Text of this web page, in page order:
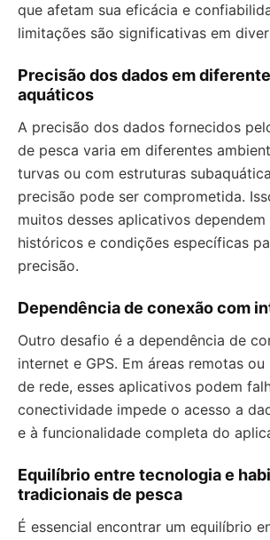
que afetam sua eficácia e
limitações são significativas em
Precisão dos dados em
aquáticos
A precisão dos dados fornecidos
de pesca varia em diferentes
turvas ou com estruturas
precisão pode ser comprometida.
muitos desses aplicativos
históricos e condições específicas
precisão.
Dependência de conexão com
Outro desafio é a dependência de
internet e GPS. Em áreas remotas
de rede, esses aplicativos podem
conectividade impede o acesso a
e à funcionalidade completa do
Equilíbrio entre tecnologia e
tradicionais de pesca
É essencial encontrar um equilíbrio